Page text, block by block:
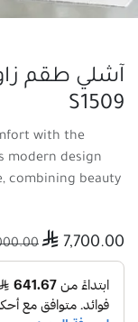
S1509
with the
modern design
combining beauty
7,700.00